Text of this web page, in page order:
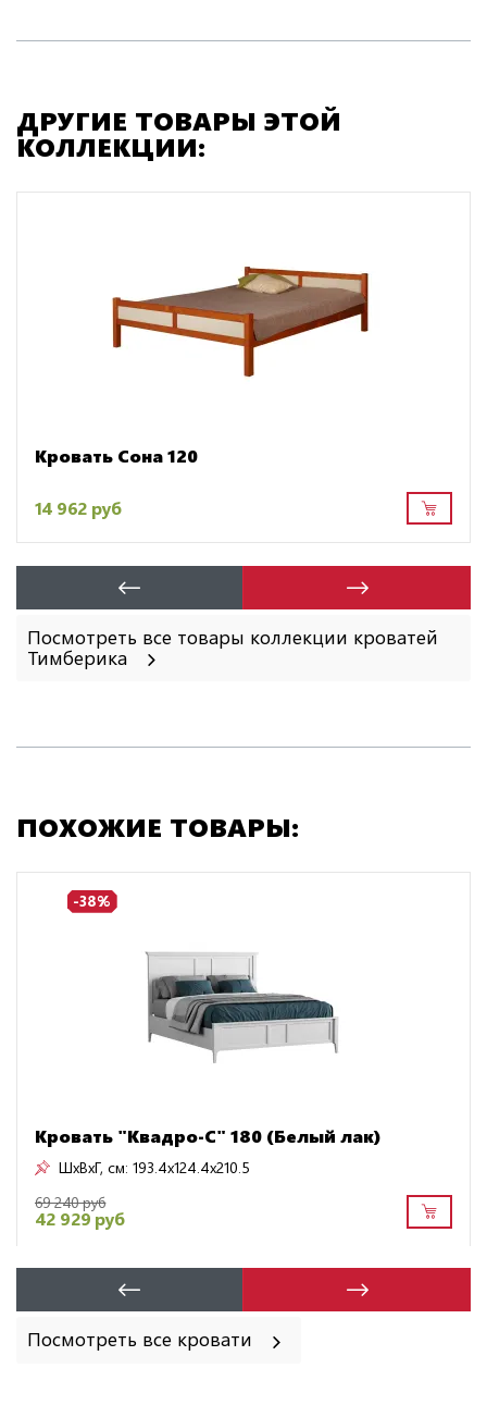
ДРУГИЕ ТОВАРЫ ЭТОЙ
КОЛЛЕКЦИИ:
Кровать Сона 120
14 962 руб
Посмотреть все товары коллекции кроватей
Тимберика
ПОХОЖИЕ ТОВАРЫ:
-38%
Кровать "Квадро-С" 180 (Белый лак)
ШxВxГ, см: 193.4x124.4x210.5
69 240 руб
42 929 руб
Посмотреть все кровати